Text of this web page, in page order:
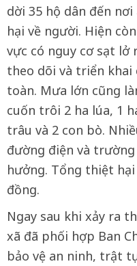
dời 35 hộ dân đến
hại về người. Hiện
vực có nguy cơ sạt
theo dõi và triển khai
toàn. Mưa lớn cũng
cuốn trôi 2 ha lúa, 1
trâu và 2 con bò.
đường điện và trường
hưởng. Tổng thiệt
đồng.
Ngay sau khi xảy ra
xã đã phối hợp Ban
bảo vệ an ninh, trật